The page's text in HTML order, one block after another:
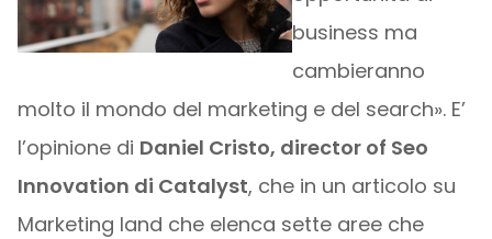
business ma
cambieranno
molto il mondo del marketing e del search». E’
l’opinione di Daniel Cristo, director of Seo
Innovation di Catalyst, che in un articolo su
Marketing land che elenca sette aree che